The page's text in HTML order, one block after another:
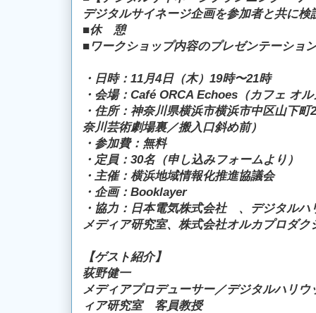
デジタルサイネージ企画を参加者と共に
■休 憩
■ワークショップ内容のプレゼンテーショ
・日時：11月4日（木）19時〜21時
・会場：Café ORCA Echoes（カフェ オ
・住所：神奈川県横浜市横浜市中区山下
奈川芸術劇場裏／搬入口斜め前）
・参加費：無料
・定員：30名（申し込みフォームより）
・主催：横浜地域情報化推進協議会
・企画：Booklayer
・協力：日本電気株式会社 、デジタルハ
メディア研究室、株式会社オルカプロダク
【ゲスト紹介】
荻野健一
メディアプロデューサー／デジタルハリ
ィア研究室 客員教授